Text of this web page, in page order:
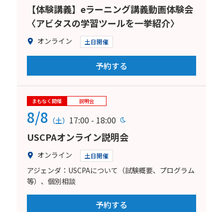
【体験講義】eラーニング講義動画体験会
〈アビタスの学習ツールを一挙紹介〉
オンライン 土日開催
予約する
まもなく開催 説明会
8/8 （土） 17:00 - 18:00
USCPAオンライン説明会
オンライン 土日開催
アジェンダ：USCPAについて（試験概要、プログラム
等）、個別相談
予約する